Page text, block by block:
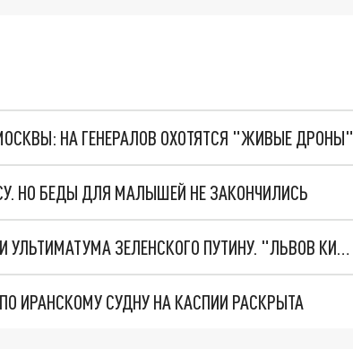
НА ГЕНЕРАЛОВ ОХОТЯТСЯ "ЖИВЫЕ ДРОНЫ"
НО БЕДЫ ДЛЯ МАЛЫШЕЙ НЕ ЗАКОНЧИЛИСЬ
НОВОЕ МАСШТАБНЕЙШЕЕ НАСТУПЛЕНИЕ. ТРИ УЛЬТИМАТУМА ЗЕЛЕНСКОГО ПУТИНУ. "ЛЬВОВ КИМА" ПОСТАВЯТ НА ПВО? ГЛОБАЛЬНЫЙ ПРОРЫВ ПОД ЗАПОРОЖЬЕМ
ИРАНСКОМУ СУДНУ НА КАСПИИ РАСКРЫТА